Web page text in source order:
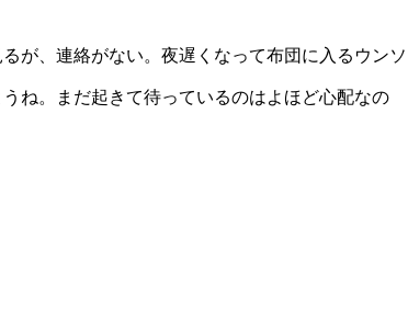
が、連絡がない。夜遅くなって布団に入るウンソ
ね。まだ起きて待っているのはよほど心配なの